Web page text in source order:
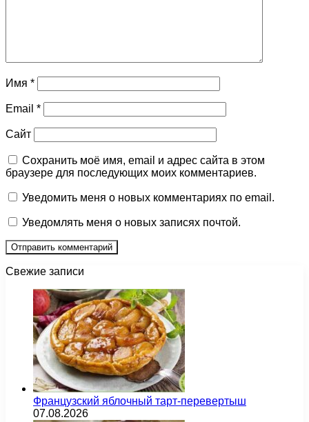
Имя *
Email *
Сайт
Сохранить моё имя, email и адрес сайта в этом
браузере для последующих моих комментариев.
Уведомить меня о новых комментариях по email.
Уведомлять меня о новых записях почтой.
Свежие записи
Французский яблочный тарт-перевертыш
07.08.2026